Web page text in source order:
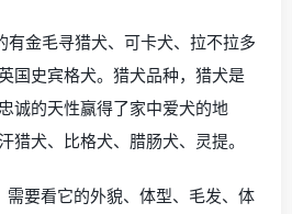
金毛寻猎犬、可卡犬、拉不拉多
国史宾格犬。猎犬品种，猎犬是
诚的天性赢得了家中爱犬的地
猎犬、比格犬、腊肠犬、灵提。
需要看它的外貌、体型、毛发、体